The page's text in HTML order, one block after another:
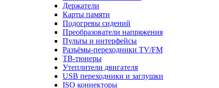
Держатели
Карты памяти
Подогревы сидений
Преобразователи напряжения
Пульты и интерфейсы
Разъёмы-переходники TV/FM
ТВ-тюнеры
Утеплители двигателя
USB переходники и заглушки
ISO коннекторы